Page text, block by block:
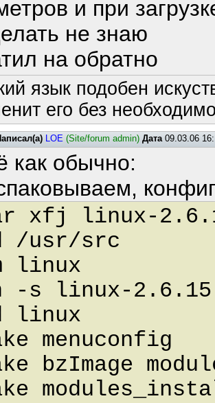
и при
не знаю
на обратно
язык подобен
его без
LOE (Site/forum admin) Дата09.03.06
как обычно:
xfj linux-
/usr/src
linux
-s linux-
linux
menuconfig
bzImage